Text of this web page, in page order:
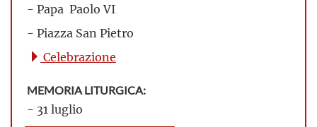
- Papa Paolo VI
- Piazza San Pietro
Celebrazione
MEMORIA LITURGICA:
- 31 luglio